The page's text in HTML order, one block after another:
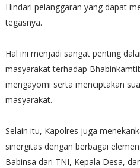
Hindari pelanggaran yang dapat
tegasnya.
Hal ini menjadi sangat penting
masyarakat terhadap
mengayomi serta menciptakan
masyarakat.
Selain itu, Kapolres juga
sinergitas dengan berbagai
Babinsa dari TNI, Kepala Desa,